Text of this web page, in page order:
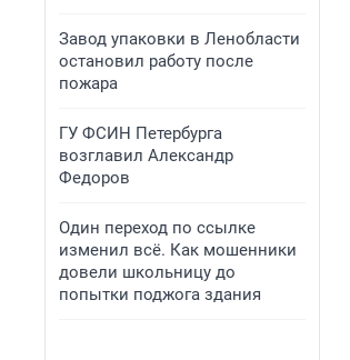
Завод упаковки в Ленобласти
остановил работу после
пожара
ГУ ФСИН Петербурга
возглавил Александр
Федоров
Один переход по ссылке
изменил всё. Как мошенники
довели школьницу до
попытки поджога здания